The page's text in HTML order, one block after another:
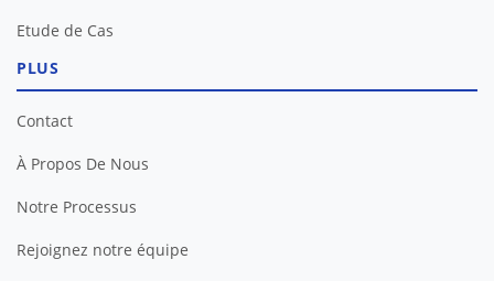
Etude de Cas
PLUS
Contact
À Propos De Nous
Notre Processus
Rejoignez notre équipe